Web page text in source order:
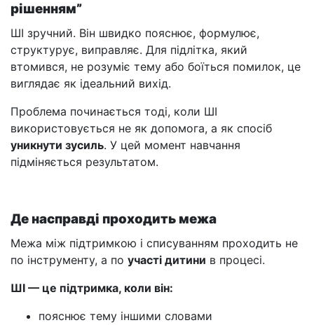
рішенням”
ШІ зручний. Він швидко пояснює, формулює,
структурує, виправляє. Для підлітка, який
втомився, не розуміє тему або боїться помилок, це
виглядає як ідеальний вихід.
Проблема починається тоді, коли ШІ
використовується не як допомога, а як спосіб
уникнути зусиль. У цей момент навчання
підміняється результатом.
Де насправді проходить межа
Межа між підтримкою і списуванням проходить не
по інструменту, а по участі дитини в процесі.
ШІ — це підтримка, коли він:
пояснює тему іншими словами